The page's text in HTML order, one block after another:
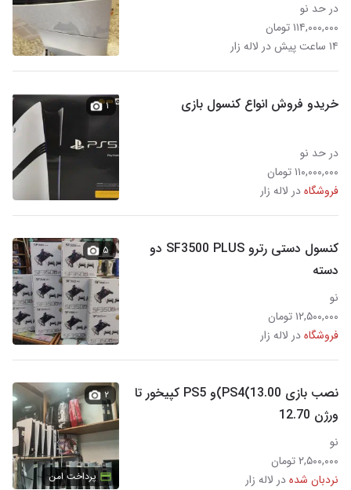
در حد نو
۱۱۴,۰۰۰,۰۰۰ تومان
۱۴ ساعت پیش در لاله زار
خریدو فروش انواع کنسول بازی
در حد نو
۱۱۰,۰۰۰,۰۰۰ تومان
فروشگاهدر لاله زار
۱
کنسول دستی رترو SF3500 PLUS دو
دسته
نو
۱۲,۵۰۰,۰۰۰ تومان
فروشگاهدر لاله زار
۵
نصب بازی PS4(13.00)و PS5 کپیخور تا
ورژن 12.70
نو
۲,۵۰۰,۰۰۰ تومان
نردبان شدهدر لاله زار
۲
پرداخت امن